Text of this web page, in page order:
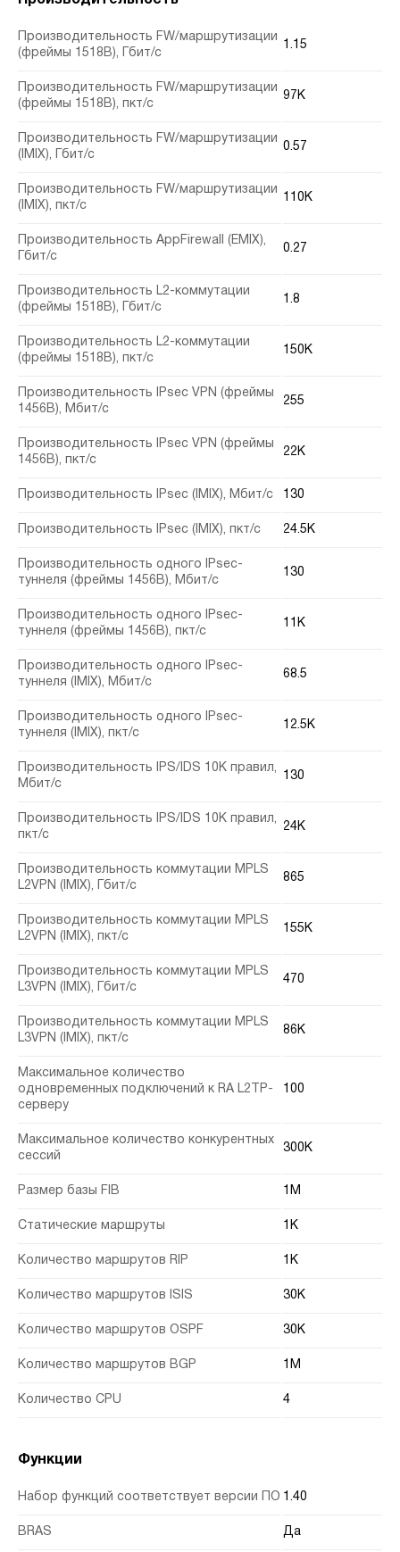
Производительность FW/маршрутизации
(фреймы 1518B), Гбит/с
1.15
Производительность FW/маршрутизации
(фреймы 1518B), пкт/с
97K
Производительность FW/маршрутизации
(IMIX), Гбит/с
0.57
Производительность FW/маршрутизации
(IMIX), пкт/с
110K
Производительность AppFirewall (EMIX),
Гбит/с
0.27
Производительность L2-коммутации
(фреймы 1518B), Гбит/с
1.8
Производительность L2-коммутации
(фреймы 1518B), пкт/с
150K
Производительность IPsec VPN (фреймы
1456B), Мбит/с
255
Производительность IPsec VPN (фреймы
1456B), пкт/с
22K
Производительность IPsec (IMIX), Мбит/с 130
Производительность IPsec (IMIX), пкт/с 24.5K
Производительность одного IPsec-
туннеля (фреймы 1456В), Мбит/с
130
Производительность одного IPsec-
туннеля (фреймы 1456В), пкт/с
11K
Производительность одного IPsec-
туннеля (IMIX), Мбит/с
68.5
Производительность одного IPsec-
туннеля (IMIX), пкт/с
12.5K
Производительность IPS/IDS 10K правил,
Мбит/с
130
Производительность IPS/IDS 10K правил,
пкт/с
24K
Производительность коммутации MPLS
L2VPN (IMIX), Гбит/с
865
Производительность коммутации MPLS
L2VPN (IMIX), пкт/с
155K
Производительность коммутации MPLS
L3VPN (IMIX), Гбит/с
470
Производительность коммутации MPLS
L3VPN (IMIX), пкт/с
86K
Максимальное количество
одновременных подключений к RA L2TP-
серверу
100
Максимальное количество конкурентных
сессий
300K
Размер базы FIB 1M
Статические маршруты 1K
Количество маршрутов RIP 1K
Количество маршрутов ISIS 30K
Количество маршрутов OSPF 30K
Количество маршрутов BGP 1M
Количество CPU 4
Функции
Набор функций соответствует версии ПО 1.40
BRAS Да